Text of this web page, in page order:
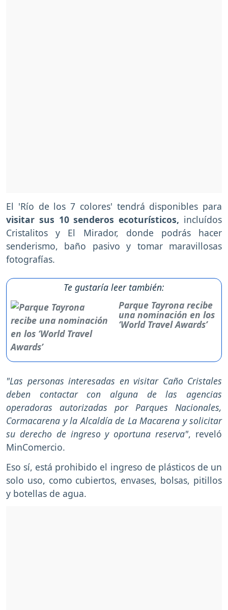
El 'Río de los 7 colores' tendrá disponibles para
visitar sus 10 senderos ecoturísticos, incluídos
Cristalitos y El Mirador, donde podrás hacer
senderismo, baño pasivo y tomar maravillosas
fotografías.
Te gustaría leer también:
Parque Tayrona recibe
una nominación en los
‘World Travel Awards’
"Las personas interesadas en visitar Caño Cristales
deben contactar con alguna de las agencias
operadoras autorizadas por Parques Nacionales,
Cormacarena y la Alcaldía de La Macarena y solicitar
su derecho de ingreso y oportuna reserva", reveló
MinComercio.
Eso sí, está prohibido el ingreso de plásticos de un
solo uso, como cubiertos, envases, bolsas, pitillos
y botellas de agua.